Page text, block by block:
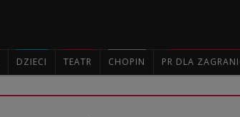
DZIECI TEATR CHOPIN PR DLA